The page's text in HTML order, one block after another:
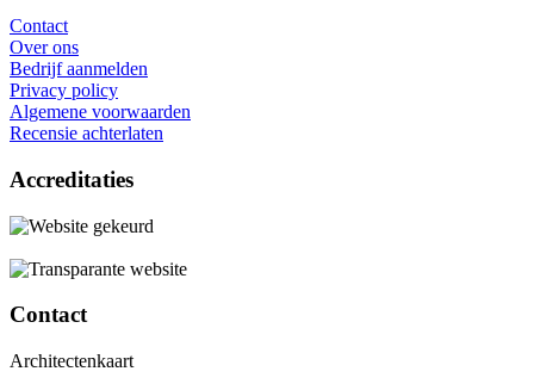
Contact
Over ons
Bedrijf aanmelden
Privacy policy
Algemene voorwaarden
Recensie achterlaten
Accreditaties
Contact
Architectenkaart